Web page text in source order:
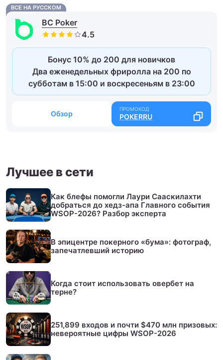
ВСЕ НА РУССКОМ
BC Poker
Бонус 10% до 200 для новичков
Два еженедельных фриролла на 200 по
субботам в 15:00 и воскресеньям в 23:00
Обзор POKERRU
Лучшее в сети
Как блефы помогли Лаури Сааскилахти
добраться до хедз-апа Главного события
WSOP-2026? Разбор эксперта
В эпицентре покерного «бума»: фотограф,
запечатлевший историю
Когда стоит использовать овербет на
терне?
251,899 входов и почти $470 млн призовых:
невероятные цифры WSOP-2026